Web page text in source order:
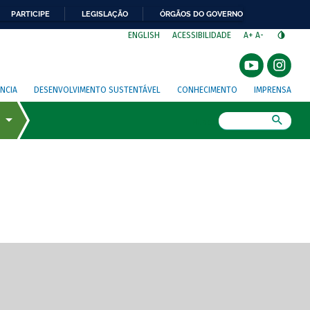
PARTICIPE LEGISLAÇÃO ÓRGÃOS DO GOVERNO
ENGLISH ACESSIBILIDADE A+ A-
DESENVOLVIMENTO SUSTENTÁVEL CONHECIMENTO IMPRENSA
de tela